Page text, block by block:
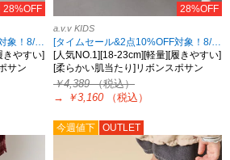
28%OFF
[タイムセール&2点10%OFF対象！8/17 8:59まで]
きやすい]
サン
28%OFF
a.v.v KIDS
[タイムセール&2点10%OFF対象！8/17 8:59まで]
[人気NO.1][18-23cm][軽量][履きやすい]
[柔らかい肌当たり]リボンスポサン
￥4,389（税込）
→
￥3,160 （税込）
今週値下 OUTLET